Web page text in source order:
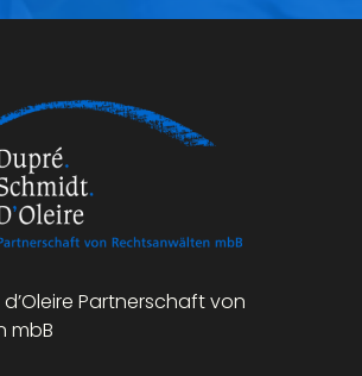
Partnerschaft von
mbB